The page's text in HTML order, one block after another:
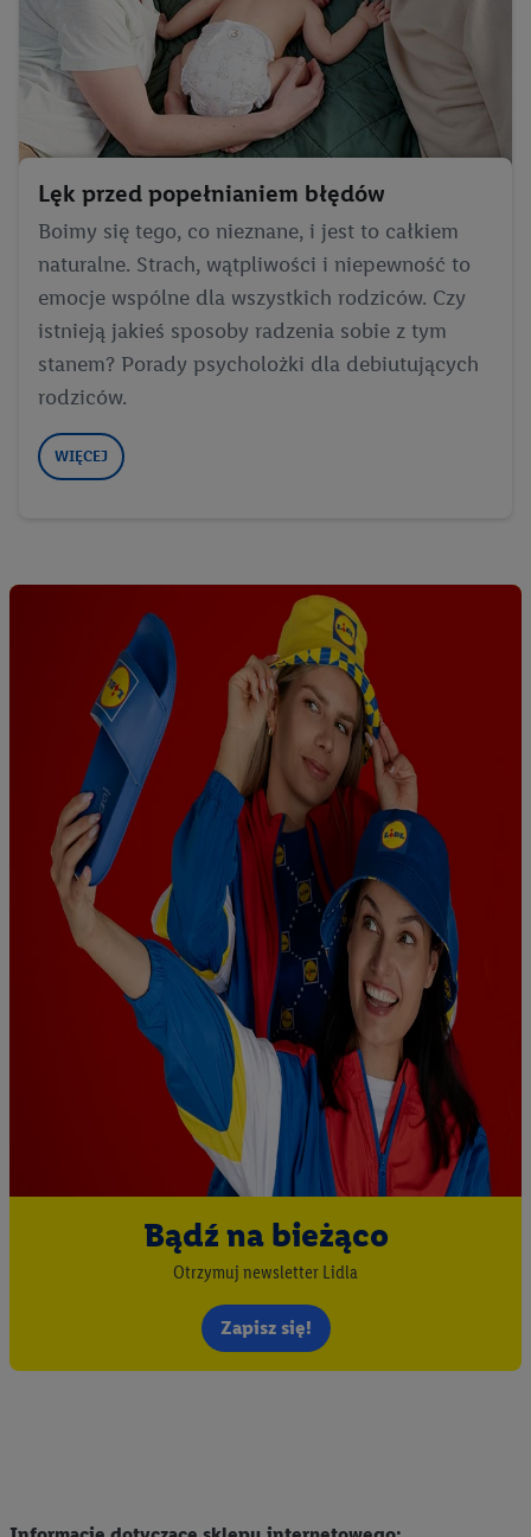
Lęk przed popełnianiem błędów
Boimy się tego, co nieznane, i jest to całkiem
naturalne. Strach, wątpliwości i niepewność to
emocje wspólne dla wszystkich rodziców. Czy
istnieją jakieś sposoby radzenia sobie z tym
stanem? Porady psycholożki dla debiutujących
rodziców.
WIĘCEJ
Bądź na bieżąco
Otrzymuj newsletter Lidla
Zapisz się!